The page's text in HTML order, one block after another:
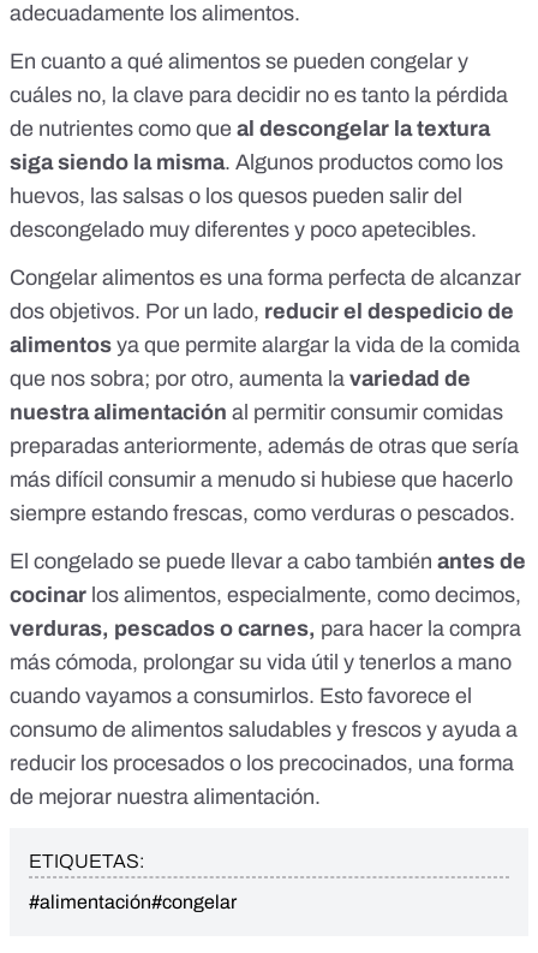
adecuadamente los alimentos.
En cuanto a qué alimentos se pueden congelar y
cuáles no, la clave para decidir no es tanto la pérdida
de nutrientes como que al descongelar la textura
siga siendo la misma. Algunos productos como los
huevos, las salsas o los quesos pueden salir del
descongelado muy diferentes y poco apetecibles.
Congelar alimentos es una forma perfecta de alcanzar
dos objetivos. Por un lado, reducir el despedicio de
alimentos ya que permite alargar la vida de la comida
que nos sobra; por otro, aumenta la variedad de
nuestra alimentación al permitir consumir comidas
preparadas anteriormente, además de otras que sería
más difícil consumir a menudo si hubiese que hacerlo
siempre estando frescas, como verduras o pescados.
El congelado se puede llevar a cabo también antes de
cocinar los alimentos, especialmente, como decimos,
verduras, pescados o carnes, para hacer la compra
más cómoda, prolongar su vida útil y tenerlos a mano
cuando vayamos a consumirlos. Esto favorece el
consumo de alimentos saludables y frescos y ayuda a
reducir los procesados o los precocinados, una forma
de mejorar nuestra alimentación.
ETIQUETAS:
#alimentación#congelar